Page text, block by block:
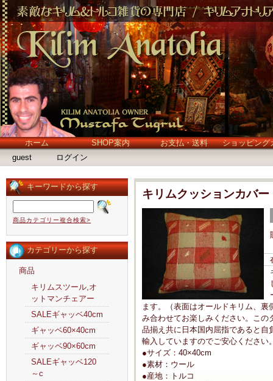
ホーム SHOP案内 お支払・送料
ショッピング
guest
ログイン
キーワードから探す
商品カテゴリー複合検索>
カテゴリーから探す
商品
キリムスツール,オ
ットマンチェアー
SALEギャッベ40cm
ギャッベ60×40cm
ギャッベ90×60cm
SALEギャッベ120
～c
キリムクッションカバー
ます。（表面はオールドキリム、
み合わせてお楽しみください。こ
品揃え共に日本国内屈指であると
輸入していますのでご安心ください
●サイズ：40×40cm
●素材：ウール
●産地：トルコ